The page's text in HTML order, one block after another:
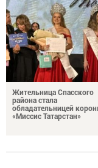
Жительница Спасского
района стала
обладательницей
«Миссис Татарстан»